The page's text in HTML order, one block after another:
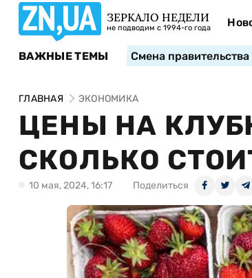
ЗЕРКАЛО НЕДЕЛИ
не подводим с 1994-го года
ВАЖНЫЕ ТЕМЫ Смена
ГЛАВНАЯ ЭКОНОМИКА
ЦЕНЫ НА
СКОЛЬКО
10 мая, 2024, 16:17 Поделиться